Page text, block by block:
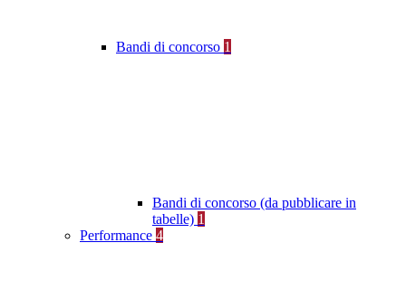
Bandi di concorso 1
Bandi di concorso (da pubblicare in
tabelle) 1
Performance 4